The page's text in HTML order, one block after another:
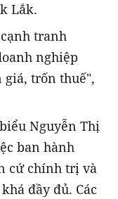
Lắk.
tranh
nghiệp
giá, trốn thuế",
Nguyễn Thị
ban hành
cứ chính trị và
đầy đủ. Các